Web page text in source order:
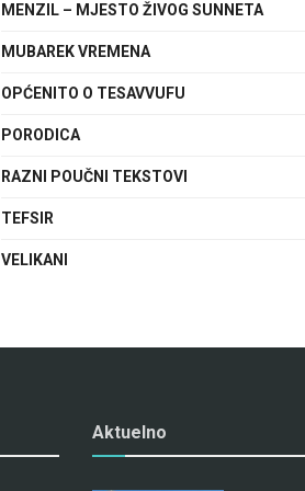
MENZIL – MJESTO ŽIVOG SUNNETA
MUBAREK VREMENA
OPĆENITO O TESAVVUFU
PORODICA
RAZNI POUČNI TEKSTOVI
TEFSIR
VELIKANI
Aktuelno